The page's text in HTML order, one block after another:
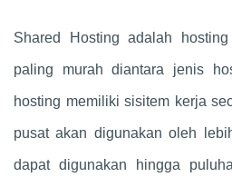
Shared Hosting adalah
paling murah diantara jenis
hosting memiliki sisitem kerja
pusat akan digunakan oleh
dapat digunakan hingga